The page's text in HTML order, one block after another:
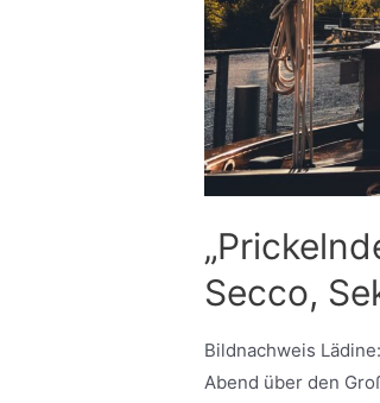
Secco,
Bildnachweis
Abend über den